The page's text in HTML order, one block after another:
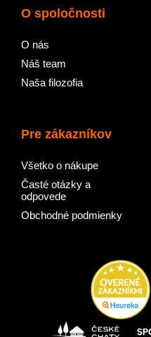
O spoločnosti
O nás
Náš team
Naša filozofia
Pre zákazníkov
Všetko o nákupe
Časté otázky a
odpovede
Obchodné podmienky